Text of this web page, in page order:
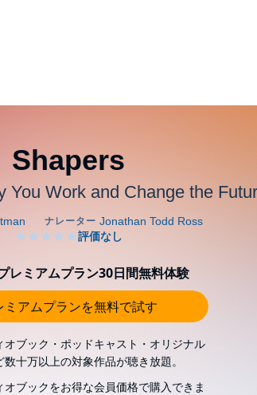
Shapers
You Work and Change the
レミアムプラン30日間無料体験
ミアムプランを無料で試す
オブック・ポッドキャスト・オリジナル
数十万以上の対象作品が聴き放題。
オブックをお得な会員価格で購入できま